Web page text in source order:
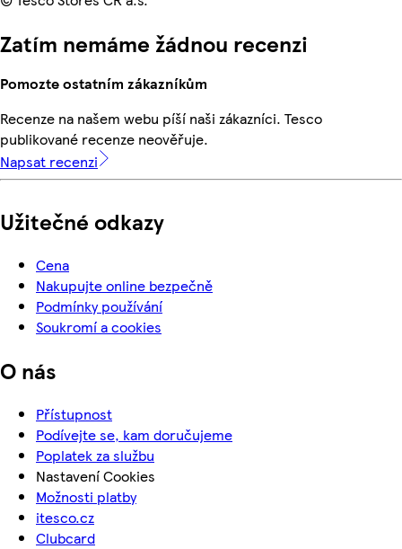
Zatím nemáme žádnou recenzi
Pomozte ostatním zákazníkům
Recenze na našem webu píší naši zákazníci. Tesco
publikované recenze neověřuje.
Napsat recenzi
Užitečné odkazy
Cena
Nakupujte online bezpečně
Podmínky používání
Soukromí a cookies
O nás
Přístupnost
Podívejte se, kam doručujeme
Poplatek za službu
Nastavení Cookies
Možnosti platby
itesco.cz
Clubcard